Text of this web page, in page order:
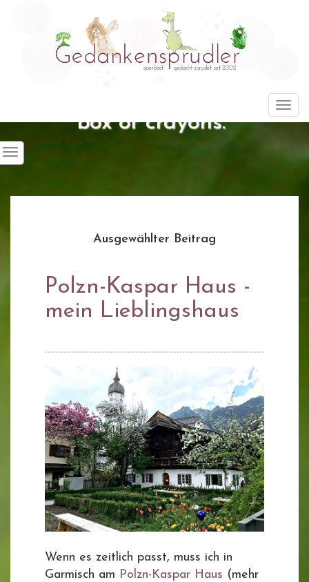
"Life is about using the whole
box of crayons."
Ausgewählter Beitrag
Polzn-Kaspar Haus -
mein Lieblingshaus
Wenn es zeitlich passt, muss ich in
Garmisch am Polzn-Kaspar Haus (mehr